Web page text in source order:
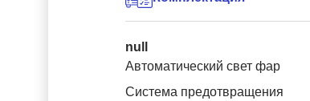
null
Автоматический свет фар
Система предотвращения